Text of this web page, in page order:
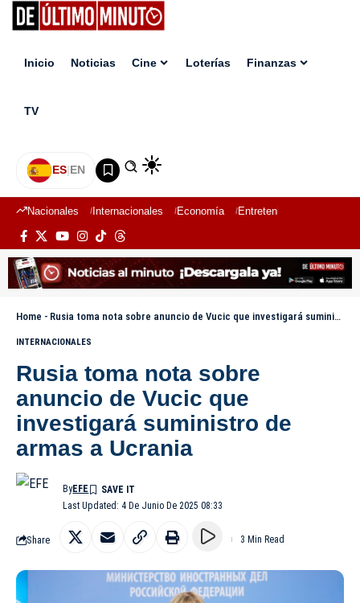
Inicio Noticias Cine Loterías Finanzas
TV
ES|EN
Nacionales Internacionales Economía Entretenimiento
Home - Rusia toma nota sobre anuncio de Vucic que investigará suministro de armas a Ucrania
INTERNACIONALES
Rusia toma nota sobre
anuncio de Vucic que
investigará suministro de
armas a Ucrania
Last Updated: 4 De Junio De 2025 08:33
ByEFE
Share 3 Min Read